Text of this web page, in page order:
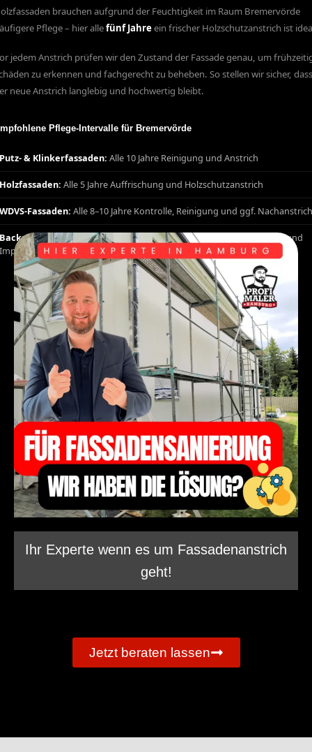
brauchen aufgrund der Feuchtigkeit im Raum Bremervörde
Pflege – hier allefünf Jahreein frischer Holzschutzanstrich ist
jedem Anstrich prüfen wir den Zustand der Fassade genau, um
zu erkennen und fachgerecht zu beheben. So stellen wir sicher,
neue Anstrich langlebig und hochwertig bleibt.
Pflege-Intervalle für Bremervörde
Putz- & Klinkerfassaden: Alle 10 Jahre Reinigung und Anstrich
Holzfassaden: Alle 5 Jahre Auffrischung und Holzschutzanstrich
WDVS-Fassaden: Alle 8–10 Jahre Kontrolle, Reinigung und ggf.
Backsteinfassaden Bremervörde:
Alle 10–15 Jahre Fugensanierung und
Imprägnierung
Ihr Experte wenn es um Fassadenanstrich
geht!
Jetzt beraten lassen